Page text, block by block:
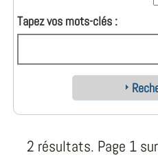
Tapez vos mots-clés :
2 résultats. Page 1